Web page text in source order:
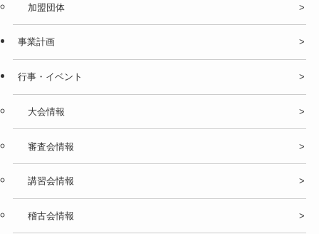
加盟団体
事業計画
行事・イベント
大会情報
審査会情報
講習会情報
稽古会情報